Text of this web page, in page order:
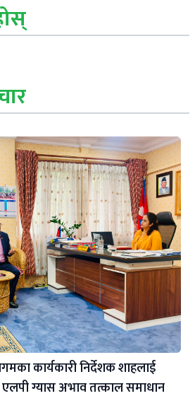
कार्यकारी निर्देशक शाहलाई
एलपी ग्यास अभाव तत्काल समाधान